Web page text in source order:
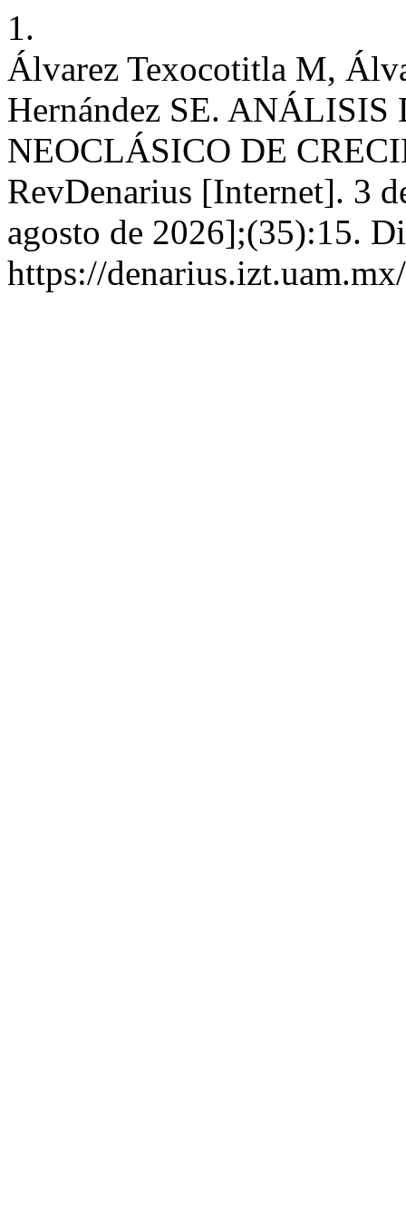
1.
Álvarez Texocotitla M,
Hernández SE.
NEOCLÁSICO DE
RevDenarius [Internet]. 3
agosto de 2026];(35):15.
https://